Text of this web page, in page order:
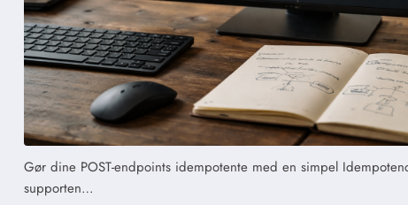
Gør dine POST-endpoints idempotente med en simpel
supporten…